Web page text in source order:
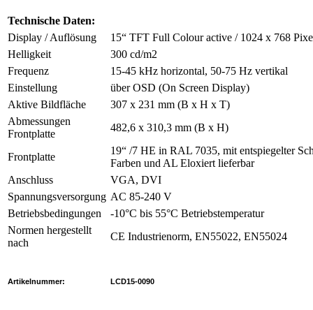
Technische Daten:
Display / Auflösung
15“ TFT Full Colour active / 1024 x 768
Helligkeit
300 cd/m2
Frequenz
15-45 kHz horizontal, 50-75 Hz vertikal
Einstellung
über OSD (On Screen Display)
Aktive Bildfläche
307 x 231 mm (B x H x T)
Abmessungen
Frontplatte
482,6 x 310,3 mm (B x H)
Frontplatte
19“ /7 HE in RAL 7035, mit entspiegelter
Farben und AL Eloxiert lieferbar
Anschluss
VGA, DVI
Spannungsversorgung AC 85-240 V
Betriebsbedingungen
-10°C bis 55°C Betriebstemperatur
Normen hergestellt
nach
CE Industrienorm, EN55022, EN55024
Artikelnummer: LCD15-0090